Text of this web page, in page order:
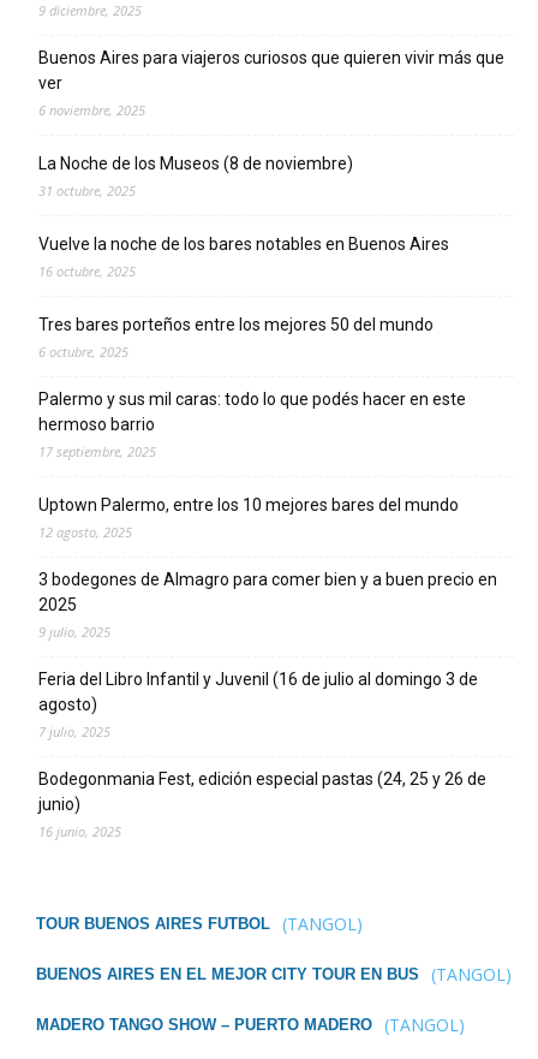
9 diciembre, 2025
Buenos Aires para viajeros curiosos que quieren vivir más que
ver
6 noviembre, 2025
La Noche de los Museos (8 de noviembre)
31 octubre, 2025
Vuelve la noche de los bares notables en Buenos Aires
16 octubre, 2025
Tres bares porteños entre los mejores 50 del mundo
6 octubre, 2025
Palermo y sus mil caras: todo lo que podés hacer en este
hermoso barrio
17 septiembre, 2025
Uptown Palermo, entre los 10 mejores bares del mundo
12 agosto, 2025
3 bodegones de Almagro para comer bien y a buen precio en
2025
9 julio, 2025
Feria del Libro Infantil y Juvenil (16 de julio al domingo 3 de
agosto)
7 julio, 2025
Bodegonmania Fest, edición especial pastas (24, 25 y 26 de
junio)
16 junio, 2025
TOUR BUENOS AIRES FUTBOL (TANGOL)
BUENOS AIRES EN EL MEJOR CITY TOUR EN BUS (TANGOL)
MADERO TANGO SHOW – PUERTO MADERO (TANGOL)